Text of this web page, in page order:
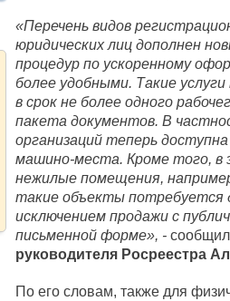
«Перечень видов
юридических лиц дополнен
процедур по ускоренному
более удобными. Такие
в срок не более одного
пакета документов. В
организаций теперь
машино-места. Кроме того,
нежилые помещения,
такие объекты потребуется
исключением продажи с
письменной форме», -
руководителя Росреестра
По его словам, также для